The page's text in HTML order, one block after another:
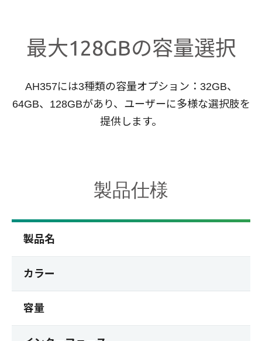
最大128GBの容量選択
AH357には3種類の容量オプション：32GB、
64GB、128GBがあり、ユーザーに多様な選択肢を
提供します。
製品仕様
製品名
カラー
容量